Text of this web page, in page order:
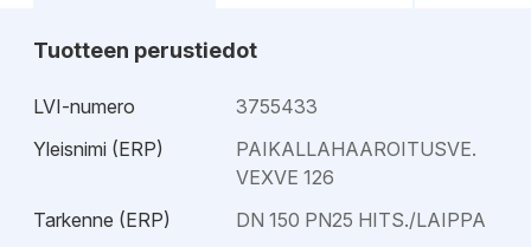
Tuotteen perustiedot
LVI-numero
3755433
Yleisnimi (ERP)
PAIKALLAHAAROITUSVE.
VEXVE 126
Tarkenne (ERP)
DN 150 PN25 HITS./LAIPPA